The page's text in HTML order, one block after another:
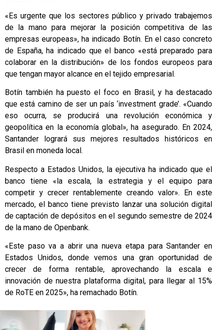
«Es urgente que los sectores público y privado trabajemos
de la mano para mejorar la posición competitiva de las
empresas europeas», ha indicado Botín. En el caso concreto
de España, ha indicado que el banco «está preparado para
colaborar en la distribución» de los fondos europeos para
que tengan mayor alcance en el tejido empresarial.
Botín también ha puesto el foco en Brasil, y ha destacado
que está camino de ser un país ‘investment grade’. «Cuando
eso ocurra, se producirá una revolución económica y
geopolítica en la economía global», ha asegurado. En 2024,
Santander logrará sus mejores resultados históricos en
Brasil en moneda local.
Respecto a Estados Unidos, la ejecutiva ha indicado que el
banco tiene «la escala, la estrategia y el equipo para
competir y crecer rentablemente creando valor». En este
mercado, el banco tiene previsto lanzar una solución digital
de captación de depósitos en el segundo semestre de 2024
de la mano de Openbank.
«Este paso va a abrir una nueva etapa para Santander en
Estados Unidos, donde vemos una gran oportunidad de
crecer de forma rentable, aprovechando la escala e
innovación de nuestra plataforma digital, para llegar al 15%
de RoTE en 2025», ha remachado Botín.